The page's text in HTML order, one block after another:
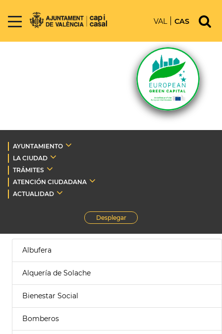
VAL CAS
AYUNTAMIENTO
LA CIUDAD
TRÁMITES
ATENCIÓN CIUDADANA
ACTUALIDAD
Desplegar
Albufera
Alquería de Solache
Bienestar Social
Bomberos